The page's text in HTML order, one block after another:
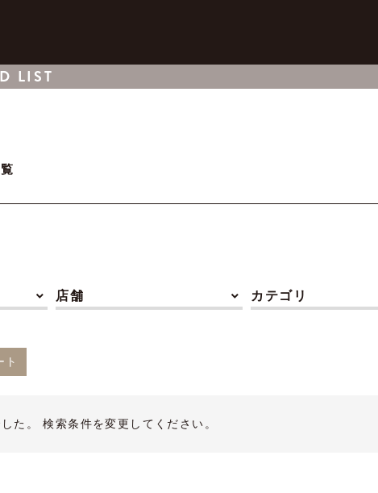
LIST
店舗 カテゴリ
ト
た。 検索条件を変更してください。